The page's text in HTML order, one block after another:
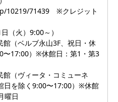
10219/71439 ※クレジット
（火）9:00～）
館（ベルブ永山3F、祝日・休
〜17:00）※休館日：第1・第3
館（ヴィータ・コミューネ
日を除く9:00〜17:00）※休館
曜日